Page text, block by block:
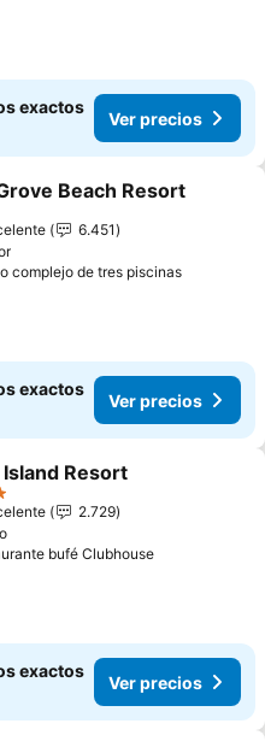
exactos
Ver precios
a favoritos
Beach Resort
6.451
complejo de tres piscinas
exactos
Ver precios
a favoritos
Island Resort
2.729
bufé Clubhouse
exactos
Ver precios